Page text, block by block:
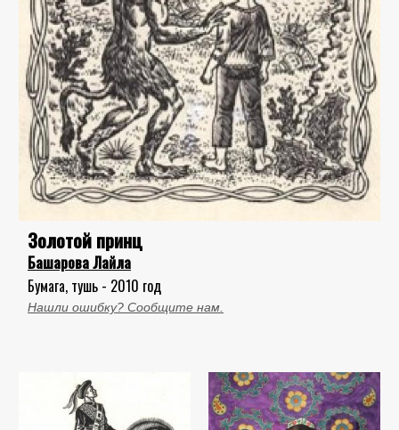
Золотой принц
Башарова Лайла
Бумага, тушь - 2010 год
Нашли ошибку? Сообщите нам.